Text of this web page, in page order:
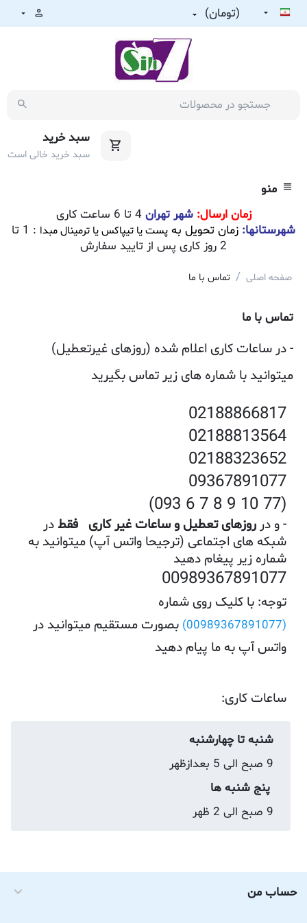
(تومان)
سبد خرید
سبد خرید خالی است
منو
زمان ارسال:شهر تهران 4 تا 6 ساعت کاری
شهرستانها: زمان تحویل به پست یا تیپاکس یا ترمینال مبدا
: 1 تا
2 روز کاری پس از تایید سفارش
صفحه اصلی / تماس با ما
تماس با ما
- در ساعات کاری اعلام شده (روزهای غیرتعطیل)
میتوانید با شماره های زیر تماس بگیرید
02188866817
02188813564
02188323652
09367891077
(77 10 9 8 7 6 093)
- و در روزهای تعطیل و ساعات غیر کاری فقط در
شبکه های اجتماعی (ترجیحا واتس آپ) میتوانید به
شماره زیر پیغام دهید
00989367891077
توجه: با کلیک روی شماره
(00989367891077)
بصورت مستقیم میتوانید در
واتس آپ به ما پیام دهید
ساعات کاری:
شنبه تا چهارشنبه
9 صبح الی 5 بعدازظهر
پنج شنبه ها
9 صبح الی 2 ظهر
حساب من